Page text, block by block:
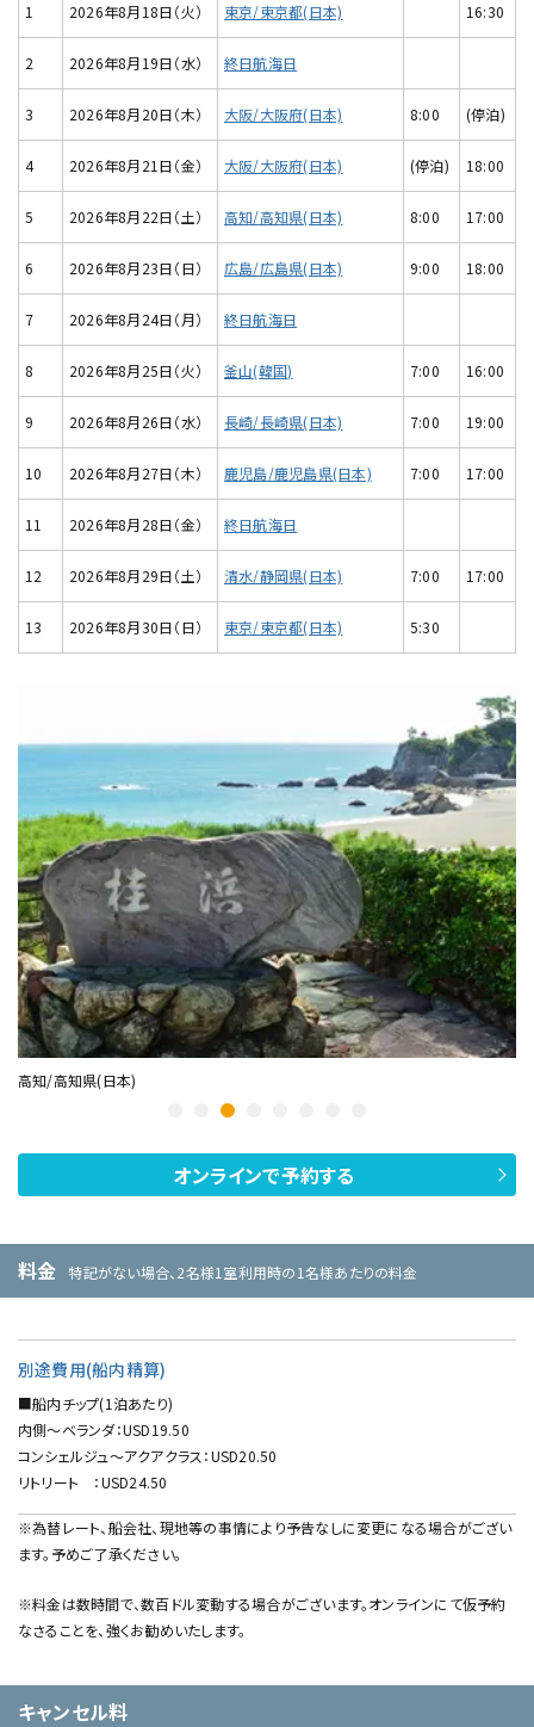
1 2026年8月18日（火） 東京/東京都(日本) 16:30
2 2026年8月19日（水） 終日航海日
3 2026年8月20日（木） 大阪/大阪府(日本) 8:00 (停泊)
4 2026年8月21日（金） 大阪/大阪府(日本) (停泊) 18:00
5 2026年8月22日（土） 高知/高知県(日本) 8:00 17:00
6 2026年8月23日（日） 広島/広島県(日本) 9:00 18:00
7 2026年8月24日（月） 終日航海日
8 2026年8月25日（火） 釜山(韓国) 7:00 16:00
9 2026年8月26日（水） 長崎/長崎県(日本) 7:00 19:00
10 2026年8月27日（木） 鹿児島/鹿児島県(日本) 7:00 17:00
11 2026年8月28日（金） 終日航海日
12 2026年8月29日（土） 清水/静岡県(日本) 7:00 17:00
13 2026年8月30日（日） 東京/東京都(日本) 5:30
オンラインで予約する
料金 特記がない場合、2名様1室利用時の1名様あたりの料金
別途費用(船内精算)
■船内チップ(1泊あたり)
内側～ベランダ：USD19.50
コンシェルジュ～アクアクラス：USD20.50
リトリート ：USD24.50
※為替レート、船会社、現地等の事情により予告なしに変更になる場合がござい
ます。予めご了承ください。
※料金は数時間で、数百ドル変動する場合がございます。オンラインにて仮予約
なさることを、強くお勧めいたします。
キャンセル料